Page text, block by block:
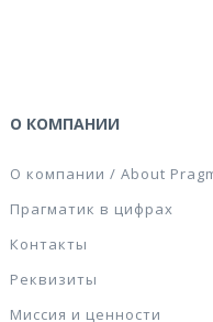
О КОМПАНИИ
О компании / About
Прагматик в цифрах
Контакты
Реквизиты
Миссия и ценности